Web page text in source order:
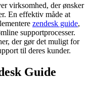
virksomhed, der ønsker
En effektiv måde at
zendesk guide,
supportprocesser.
der gør det muligt for
til deres kunder.
Guide